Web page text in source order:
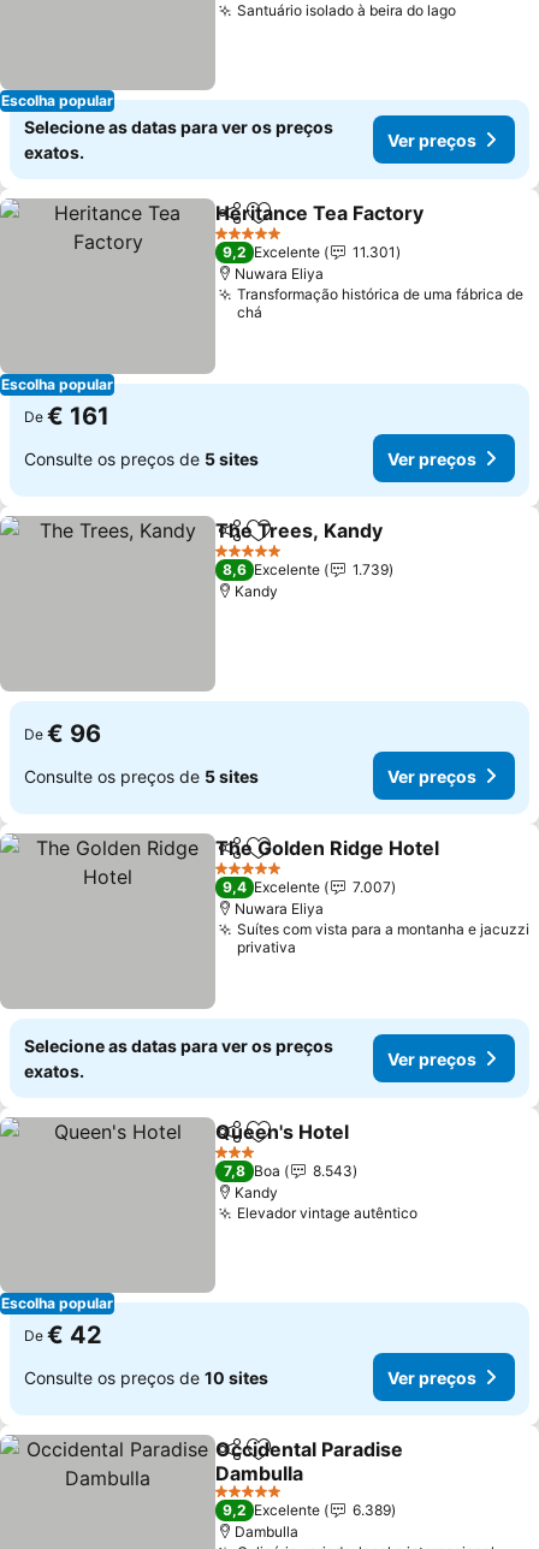
Escolha popular
Santuário isolado à beira do lagoVer
Selecione as datas para ver os preços
exatos.
Ver preços
Escolha popular
PartilharAdicionar aos favoritos
Heritance Tea Factory
5 Estrelas
9,2 Excelente
11.301
Nuwara Eliya
Transformação histórica de uma fábrica de
chá
De € 161
Consulte os preços de 5 sites Ver preços
PartilharAdicionar aos favoritos
The Trees, Kandy
5 Estrelas
8,6 Excelente
1.739
Kandy
De € 96
Consulte os preços de 5 sites Ver preços
PartilharAdicionar aos favoritos
The Golden Ridge Hotel
5 Estrelas
9,4 Excelente
7.007
Nuwara Eliya
Suítes com vista para a montanha e jacuzzi
privativa
Selecione as datas para ver os preços
exatos.
Ver preços
Escolha popular
PartilharAdicionar aos favoritos
Queen's Hotel
3 Estrelas
7,8 Boa
8.543
Kandy
Elevador vintage autênticoVer preços
De € 42
Consulte os preços de 10 sites Ver preços
PartilharAdicionar aos favoritos
Occidental Paradise
Dambulla
Ver preços
5 Estrelas
9,2 Excelente
6.389
Dambulla